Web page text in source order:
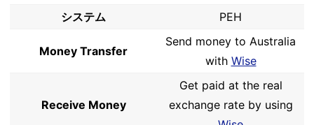
システム
PEH
Money Transfer
Send money to Australia
with Wise
Receive Money
Get paid at the real
exchange rate by using